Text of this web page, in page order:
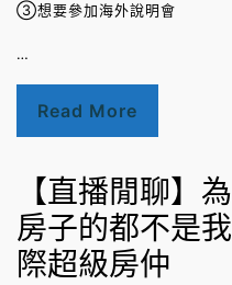
③想要參加海外說明會
…
Read More
【直播閒聊】
房子的都不是
際超級房仲